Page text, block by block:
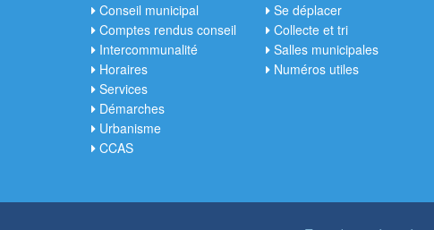
Conseil municipal
Comptes rendus conseil
Intercommunalité
Horaires
Services
Démarches
Urbanisme
CCAS
Se déplacer
Collecte et tri
Salles municipales
Numéros utiles